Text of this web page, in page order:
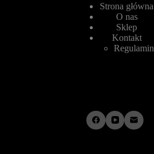
Strona główna
O nas
Sklep
Kontakt
Regulamin